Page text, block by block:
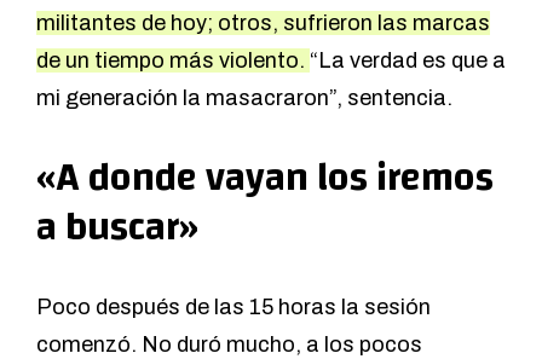
militantes de hoy; otros, sufrieron las marcas
de un tiempo más violento. “La verdad es que a
mi generación la masacraron”, sentencia.
«A donde vayan los iremos
a buscar»
Poco después de las 15 horas la sesión
comenzó. No duró mucho, a los pocos